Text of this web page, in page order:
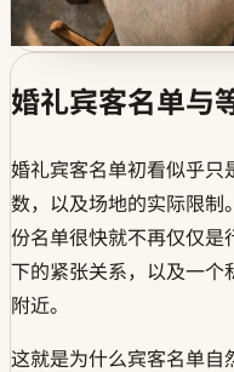
婚礼宾客名单与
婚礼宾客名单初看似乎只
数，以及场地的实际限制
份名单很快就不再仅仅是
下的紧张关系，以及一个
附近。
这就是为什么宾客名单自